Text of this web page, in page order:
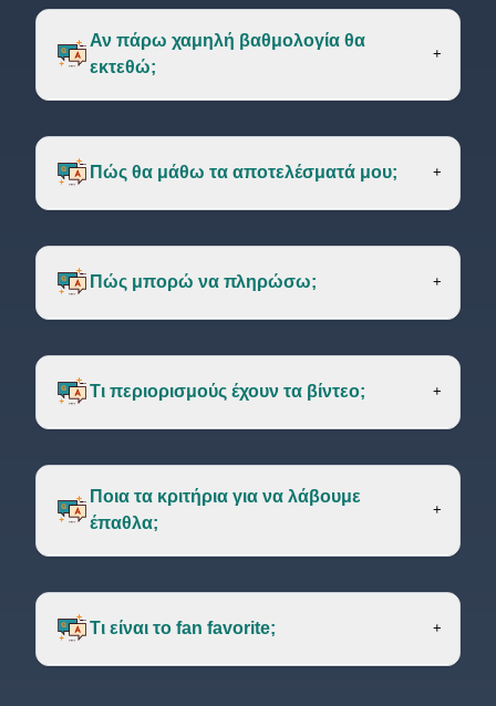
Αν πάρω χαμηλή βαθμολογία θα
εκτεθώ;
+
Πώς θα μάθω τα αποτελέσματά μου; +
Πώς μπορώ να πληρώσω; +
Τι περιορισμούς έχουν τα βίντεο; +
Ποια τα κριτήρια για να λάβουμε
έπαθλα;
+
Τι είναι το fan favorite; +